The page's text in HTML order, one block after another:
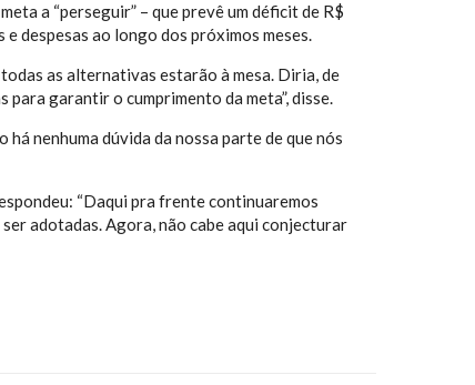
a “perseguir” – que prevê um déficit de R$
despesas ao longo dos próximos meses.
as alternativas estarão à mesa. Diria, de
para garantir o cumprimento da meta”, disse.
nenhuma dúvida da nossa parte de que nós
“Daqui pra frente continuaremos
adotadas. Agora, não cabe aqui conjecturar